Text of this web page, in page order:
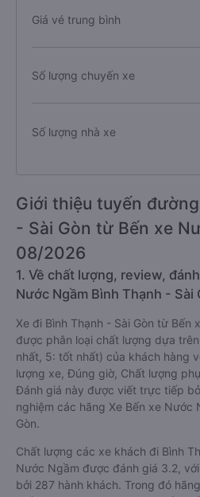
Giá vé trung bình
Số lượng chuyến xe
Số lượng nhà xe
Giới thiệu tuyến
- Sài Gòn từ Bến xe
08/2026
1. Về chất lượng, review,
Nước Ngầm Bình Thạnh - Sài
Xe đi Bình Thạnh - Sài Gòn từ Bến
được phân loại chất lượng dựa
nhất, 5: tốt nhất) của khách hàng
lượng xe, Đúng giờ, Chất lượng
Đánh giá này được viết trực tiếp
nghiệm các hãng Xe Bến xe Nước
Gòn.
Chất lượng các xe khách đi Bình
Nước Ngầm được đánh giá 3.2,
bởi 287 hành khách. Trong đó